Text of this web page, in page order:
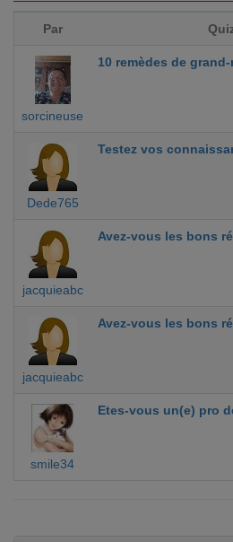
Par
sorcineuse
10 remèdes de
Dede765
Testez vos
jacquieabc
Avez-vous les bons
jacquieabc
Avez-vous les bons
smile34
Etes-vous un(e) pro